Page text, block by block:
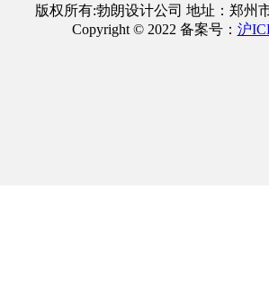
版权所有:勃朗设计公司 地址：郑州
Copyright © 2022 备案号： 沪